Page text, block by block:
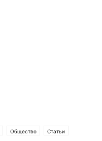
Общество Статьи